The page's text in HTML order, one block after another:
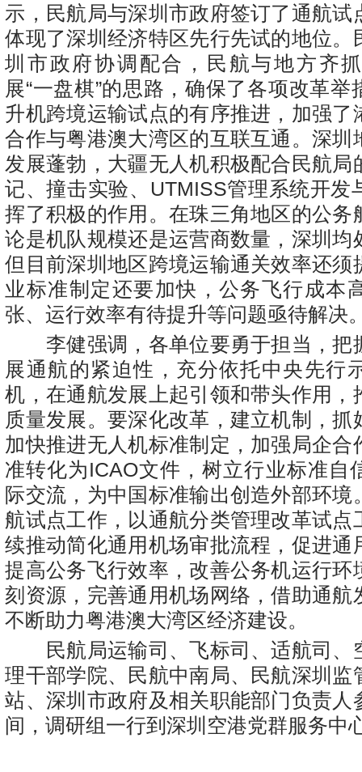
示，民航局与深圳市政府签订了通航试
体现了深圳经济特区先行先试的地位。
圳市政府协调配合，民航与地方齐
展“一盘棋”的思路，确保了各项改革举
升机跨境运输试点的有序推进，加强了
合作与粤港澳大湾区的互联互通。深圳
发展蓬勃，大疆无人机积极配合民航局
记、撞击实验、UTMISS管理系统开发
挥了积极的作用。在珠三角地区的公务
论是机队规模还是运营商数量，深圳均
但目前深圳地区跨境运输通关效率还须
业标准制定还要加快，公务飞行成本
张、运行效率有待提升等问题亟待解决
李健强调，各单位要勇于担当，把
展通航的紧迫性，充分依托中央先行
机，在通航发展上起引领和带头作用，
质量发展。要深化改革，建立机制，抓
加快推进无人机标准制定，加强局企合
准转化为ICAO文件，树立行业标准自
际交流，为中国标准输出创造外部环境
航试点工作，以通航分类管理改革试点
续推动简化通用机场审批流程，促进通
提高公务飞行效率，改善公务机运行环
刻资源，完善通用机场网络，借助通航
不断助力粤港澳大湾区经济建设。
民航局运输司、飞标司、适航司、
理干部学院、民航中南局、民航深圳监
站、深圳市政府及相关职能部门负责人
间，调研组一行到深圳空港党群服务中